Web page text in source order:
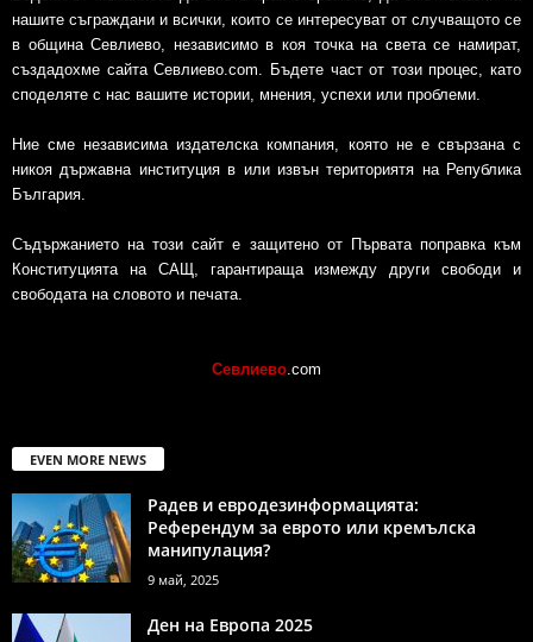
нашите съграждани и всички, които се интересуват от случващото се
в община Севлиево, независимо в коя точка на света се намират,
създадохме сайта Севлиево.com. Бъдете част от този процес, като
споделяте с нас вашите истории, мнения, успехи или проблеми.
Ние сме независима издателска компания, която не е свързана с
никоя държавна институция в или извън териториятя на Република
България.
Съдържанието на този сайт е защитено от Първата поправка към
Конституцията на САЩ, гарантираща измежду други свободи и
свободата на словото и печата.
Севлиево .com
EVEN MORE NEWS
Радев и евродезинформацията:
Референдум за еврото или кремълска
манипулация?
9 май, 2025
Ден на Европа 2025